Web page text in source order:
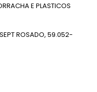
E PLASTICOS
ROSADO, 59.052-